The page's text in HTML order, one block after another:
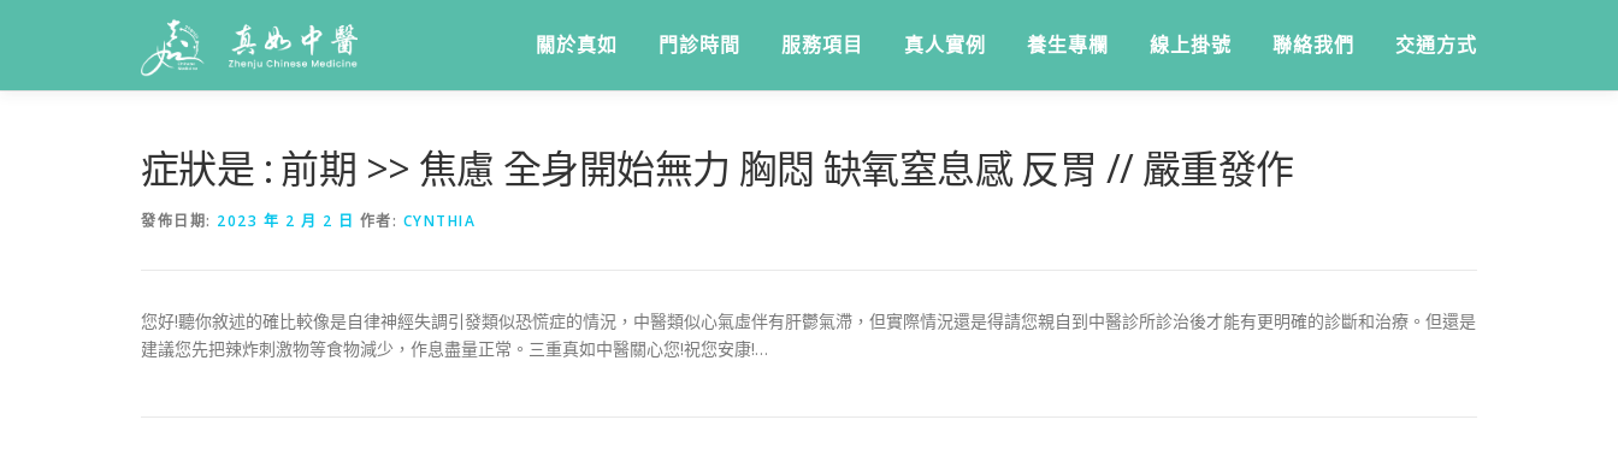
關於真如 門診時間 服務項目 真人實例 養生專欄 線上掛號 聯絡我們 交通方式
症狀是 : 前期 >> 焦慮 全身開始無力 胸悶 缺氧窒息感 反胃 // 嚴重發作
發佈日期: 2023 年 2 月 2 日 作者: CYNTHIA
您好!聽你敘述的確比較像是自律神經失調引發類似恐慌症的情況，中醫類似心氣虛伴有肝鬱氣滯，但實際情況還是得請您親自到中醫診所診治後才能有更明確的診斷和治療。但還是
建議您先把辣炸刺激物等食物減少，作息盡量正常。三重真如中醫關心您!祝您安康!…